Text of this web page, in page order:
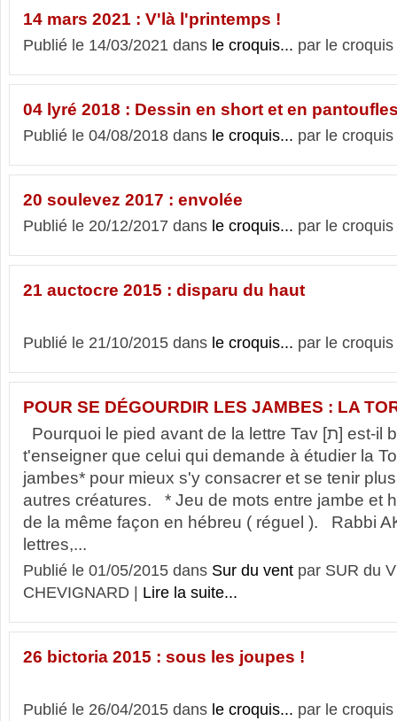
14 mars 2021 : V'là l'printemps !
Publié le 14/03/2021 dans le croquis... par le
04 lyré 2018 : Dessin en short et en
Publié le 04/08/2018 dans le croquis... par le
20 soulevez 2017 : envolée
Publié le 20/12/2017 dans le croquis... par le
21 auctocre 2015 : disparu du haut
Publié le 21/10/2015 dans le croquis... par le
POUR SE DÉGOURDIR LES JAMBES : LA
Pourquoi le pied avant de la lettre Tav [ת] est-il brisé ? Pour
t'enseigner que celui qui demande à étudier la
jambes* pour mieux s'y consacrer et se tenir
autres créatures. * Jeu de mots entre jambe et
de la même façon en hébreu ( réguel ). Rabbi
lettres,...
Publié le 01/05/2015 dans Sur du vent par SUR du
CHEVIGNARD | Lire la suite...
26 bictoria 2015 : sous les joupes !
Publié le 26/04/2015 dans le croquis... par le